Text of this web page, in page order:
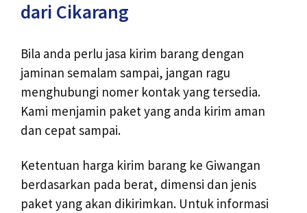
dari Cikarang
Bila anda perlu jasa kirim barang dengan
jaminan semalam sampai, jangan ragu
menghubungi nomer kontak yang tersedia.
Kami menjamin paket yang anda kirim aman
dan cepat sampai.
Ketentuan harga kirim barang ke Giwangan
berdasarkan pada berat, dimensi dan jenis
paket yang akan dikirimkan. Untuk informasi